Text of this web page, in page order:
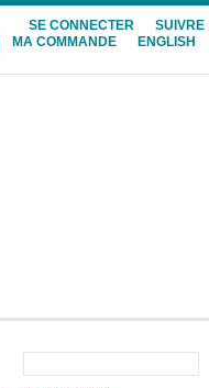
SE CONNECTER
SUIVRE
MA COMMANDE
ENGLISH